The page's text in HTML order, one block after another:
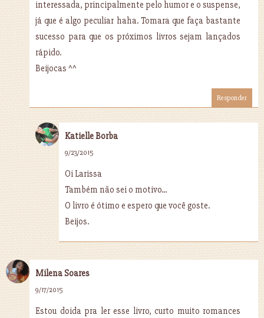
interessada, principalmente pelo humor e o suspense,
já que é algo peculiar haha. Tomara que faça bastante
sucesso para que os próximos livros sejam lançados
rápido.
Beijocas ^^
Responder
Katielle Borba
9/23/2015
Oi Larissa
Também não sei o motivo...
O livro é ótimo e espero que você goste.
Beijos.
Milena Soares
9/17/2015
Estou doida pra ler esse livro, curto muito romances